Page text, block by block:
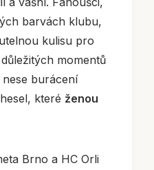
barvách klubu,
kulisu pro
momentů
nese burácení
které ženou
Brno a HC Orli